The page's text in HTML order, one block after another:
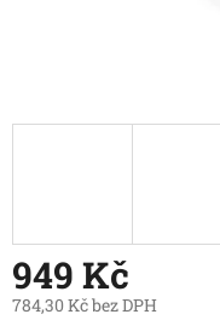
949 Kč
784,30 Kč bez DPH